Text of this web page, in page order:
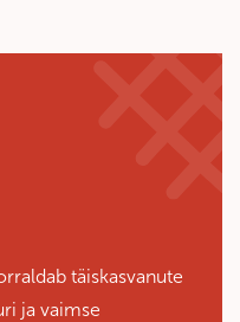
täiskasvanute
ja vaimse